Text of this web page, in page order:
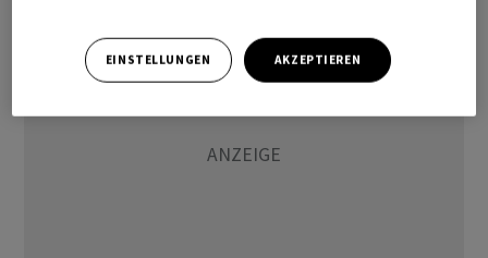
EINSTELLUNGEN AKZEPTIEREN